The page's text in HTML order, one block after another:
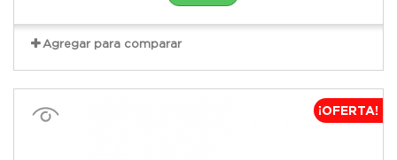
Agregar para comparar
¡OFERTA!